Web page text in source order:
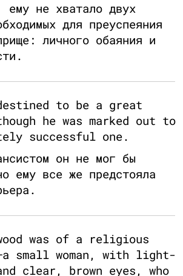
ему не хватало двух
для преуспеяния
личного обаяния и
to be a great
he was marked out to
successful one.
он не мог бы
ему все же предстояла
was of a religious
small woman, with light-
clear, brown eyes, who